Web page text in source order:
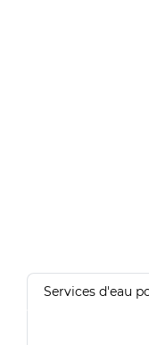
Services d'eau